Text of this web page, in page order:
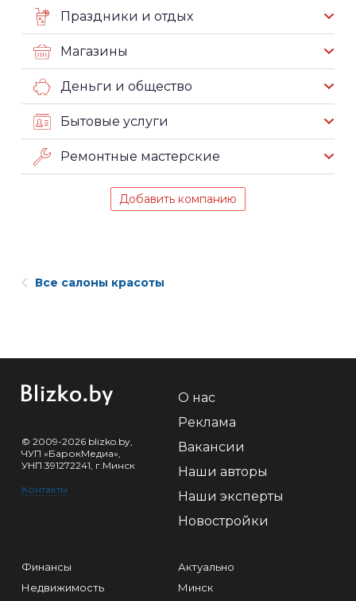
Праздники и отдых
Магазины
Деньги и общество
Бытовые услуги
Ремонтные мастерские
Добавить компанию
Все салоны красоты
© 2009-2026 blizko.by,
ЧУП «БарокМедиа»,
УНП 391272241, г.Минск
Контакты
О нас
Реклама
Вакансии
Наши авторы
Наши эксперты
Новостройки
Финансы
Недвижимость
Актуально
Минск